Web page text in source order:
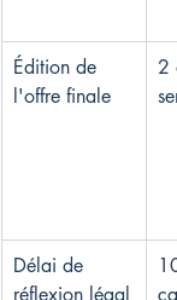
Édition de
l'offre finale
2
Délai de
réflexion légal